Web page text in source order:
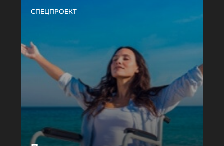
СПЕЦПРОЕКТ